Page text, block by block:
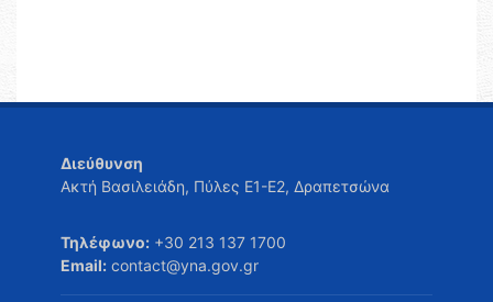
Διεύθυνση
Ακτή Βασιλειάδη, Πύλες Ε1-Ε2, Δραπετσώνα
Τηλέφωνο: +30 213 137 1700
Email: contact@yna.gov.gr